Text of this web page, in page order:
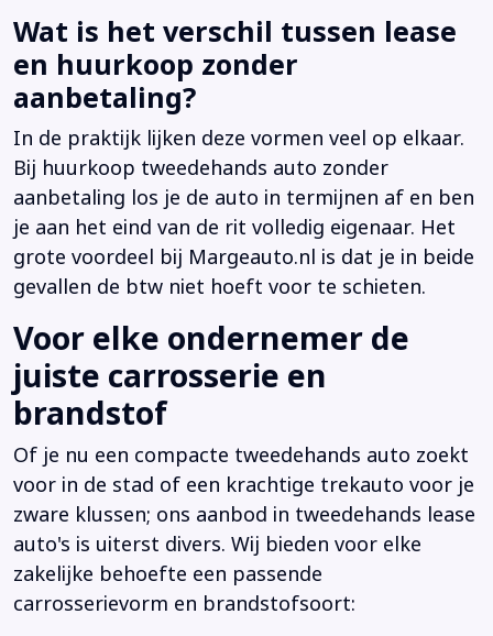
Wat is het verschil tussen lease
en huurkoop zonder
aanbetaling?
In de praktijk lijken deze vormen veel op elkaar.
Bij huurkoop tweedehands auto zonder
aanbetaling los je de auto in termijnen af en ben
je aan het eind van de rit volledig eigenaar. Het
grote voordeel bij Margeauto.nl is dat je in beide
gevallen de btw niet hoeft voor te schieten.
Voor elke ondernemer de
juiste carrosserie en
brandstof
Of je nu een compacte tweedehands auto zoekt
voor in de stad of een krachtige trekauto voor je
zware klussen; ons aanbod in tweedehands lease
auto's is uiterst divers. Wij bieden voor elke
zakelijke behoefte een passende
carrosserievorm en brandstofsoort: